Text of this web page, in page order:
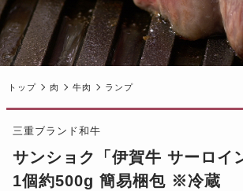
トップ 肉 牛肉 ランプ
三重ブランド和牛
サンショク「伊賀牛 サーロイ
1個約500g 簡易梱包 ※冷蔵